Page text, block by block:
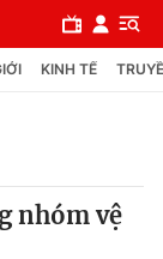
KINH TẾ
nhóm vệ